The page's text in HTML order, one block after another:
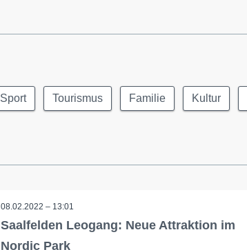
Sport Tourismus Familie Kultur
08.02.2022 – 13:01
Saalfelden Leogang: Neue Attraktion im
Nordic Park